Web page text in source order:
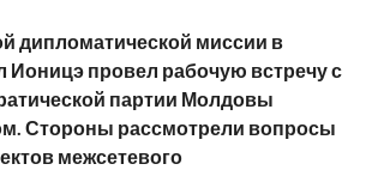
дипломатической миссии в
Ионицэ провел рабочую встречу с
партии Молдовы
Стороны рассмотрели вопросы
межсетевого